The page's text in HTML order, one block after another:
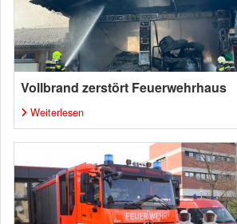
Vollbrand zerstört Feuerwehrhaus
Weiterlesen